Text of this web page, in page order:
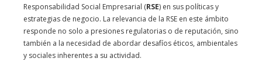
Responsabilidad Social Empresarial (RSE) en sus políticas y
estrategias de negocio. La relevancia de la RSE en este ámbito
responde no solo a presiones regulatorias o de reputación, sino
también a la necesidad de abordar desafíos éticos, ambientales
y sociales inherentes a su actividad.